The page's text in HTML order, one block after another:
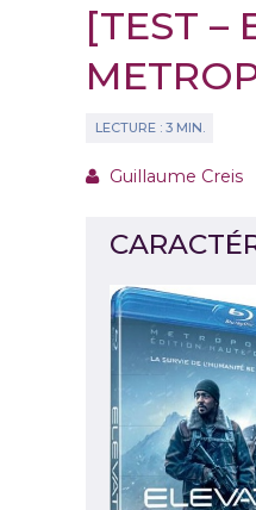
[TEST –
Guillaume Creis